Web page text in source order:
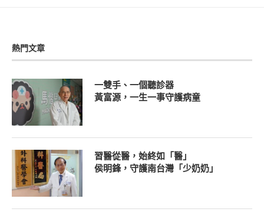
熱門文章
一雙手、一個聽診器
黃富源，一生一事守護病童
習醫從醫，始終如「醫」
侯明鋒，守護南台灣「少奶奶」